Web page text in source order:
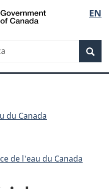
Passer
au
principal
Passer
à
Au
du
Passer
à
version
simplifiée
de
la
EN
du Canada
de l'eau du Canada